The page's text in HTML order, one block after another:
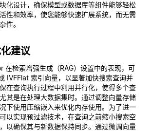
化设计，确保模型或数据库等组件能够轻松
性和效率，使您能够快速扩展系统，而无需
性。
建议
在检索增强生成（RAG）设置中的表现，可
IVFFlat 索引向量，以显著加快搜索查询并
在查询执行过程中利用并行化，使得多个查
其是在处理大数据集时。通过调整向量存储
下使用压缩嵌入来优化内存使用。为了进一
以实现预过滤技术，在查询之前缩小搜索空
以确保其与新数据保持同步。通过微调向量